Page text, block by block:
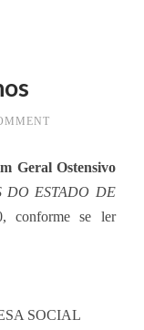
Geral Ostensivo
DO ESTADO DE
conforme se ler
SOCIAL